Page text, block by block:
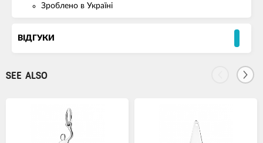
Зроблено в Україні
ВІДГУКИ
SEE ALSO